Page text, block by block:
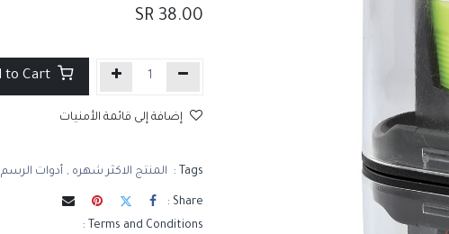
38.00
Add to Cart
إضافة إلى قائمة الأمنيات
Tags : المنتج الاكثر شهره , أدوات الرسم
Share :
Terms and Conditions :